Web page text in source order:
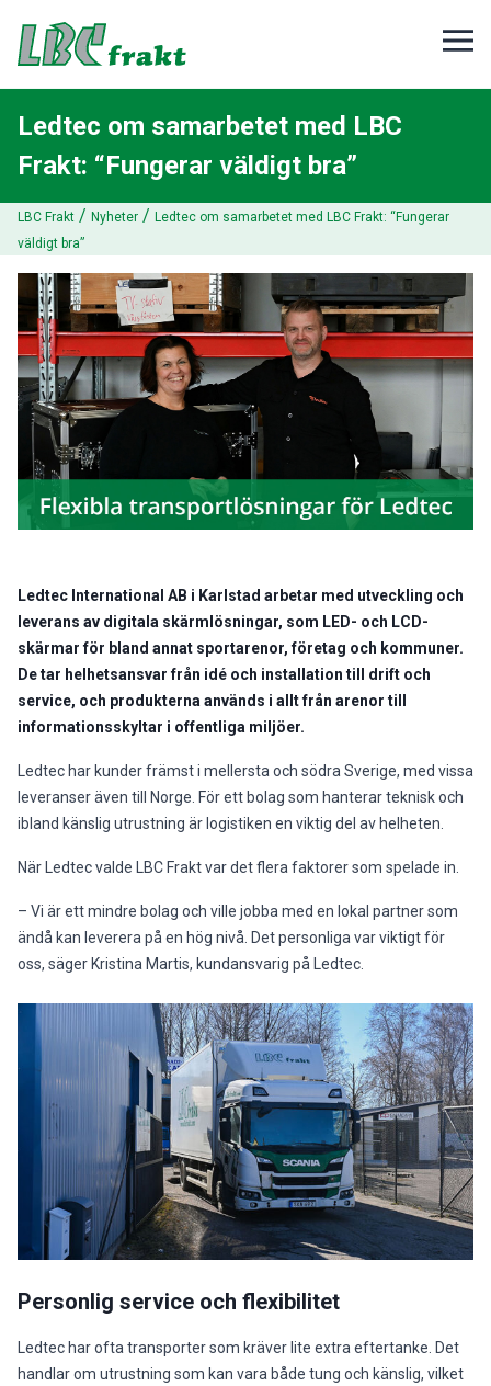
Ledtec om samarbetet med LBC
Frakt: “Fungerar väldigt bra”
LBC Frakt / Nyheter / Ledtec om samarbetet med LBC Frakt: “Fungerar
väldigt bra”
Ledtec International AB i Karlstad arbetar med utveckling och
leverans av digitala skärmlösningar, som LED- och LCD-
skärmar för bland annat sportarenor, företag och kommuner.
De tar helhetsansvar från idé och installation till drift och
service, och produkterna används i allt från arenor till
informationsskyltar i offentliga miljöer.
Ledtec har kunder främst i mellersta och södra Sverige, med vissa
leveranser även till Norge. För ett bolag som hanterar teknisk och
ibland känslig utrustning är logistiken en viktig del av helheten.
När Ledtec valde LBC Frakt var det flera faktorer som spelade in.
– Vi är ett mindre bolag och ville jobba med en lokal partner som
ändå kan leverera på en hög nivå. Det personliga var viktigt för
oss, säger Kristina Martis, kundansvarig på Ledtec.
Personlig service och flexibilitet
Ledtec har ofta transporter som kräver lite extra eftertanke. Det
handlar om utrustning som kan vara både tung och känslig, vilket